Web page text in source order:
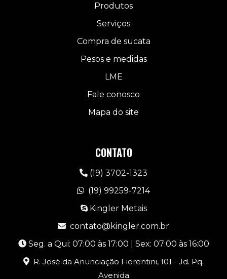
Produtos
Serviços
Compra de sucata
Pesos e medidas
LME
Fale conosco
Mapa do site
CONTATO
(19) 3702-1323
(19) 99259-7214
Kingler Metais
contato@kingler.com.br
Seg. a Qui: 07:00 às 17:00 | Sex: 07:00 às 16:00
R. José da Anunciação Fiorentini, 101 - Jd. Pq.
Avenida